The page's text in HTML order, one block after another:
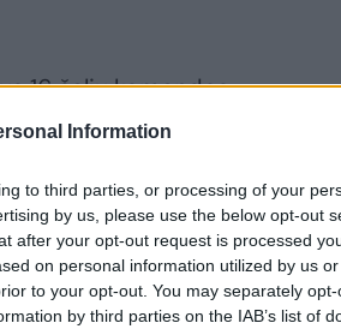
Information
to third parties, or processing of your
by us, please use the below opt-out
after your opt-out request is processed
on personal information utilized by us
to your opt-out. You may separately
by third parties on the IAB’s list of
16 šalių komandos.
šešias vietas.
po keturias Italijos ir
ir Belgijos,
Norvegijos,